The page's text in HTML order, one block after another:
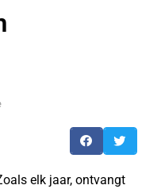
elk jaar, ontvangt